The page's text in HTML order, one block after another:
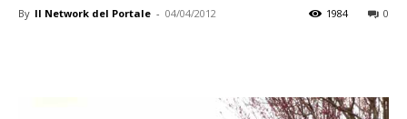
By Il Network del Portale - 04/04/2012 0
1984